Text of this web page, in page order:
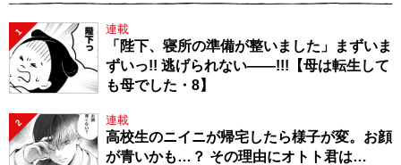
1 連載
「陛下、寝所の準備が整いました」まずいま
ずいっ!! 逃げられない――!!!【母は転生して
も母でした・8】
2 連載
高校生のニイニが帰宅したら様子が変。お顔
が青いかも…？ その理由にオトト君は…